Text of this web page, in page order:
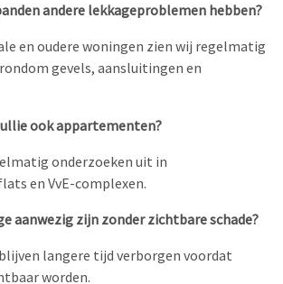
andere lekkageproblemen hebben?
en oudere woningen zien wij regelmatig
gevels, aansluitingen en
ook appartementen?
onderzoeken uit in
en VvE-complexen.
aanwezig zijn zonder zichtbare schade?
langere tijd verborgen voordat
worden.